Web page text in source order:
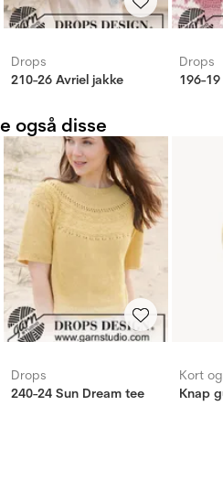
Drops
210-26 Avriel jakke
Drops
196-
også disse
Drops
240-24 Sun Dream tee
Kort
Knap